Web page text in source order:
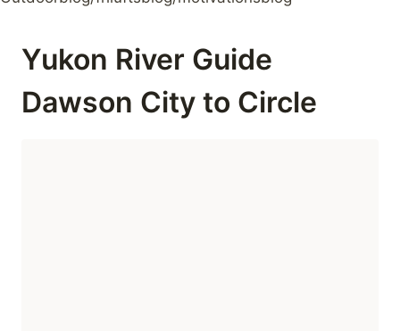
Yukon River Guide
Dawson City to Circle